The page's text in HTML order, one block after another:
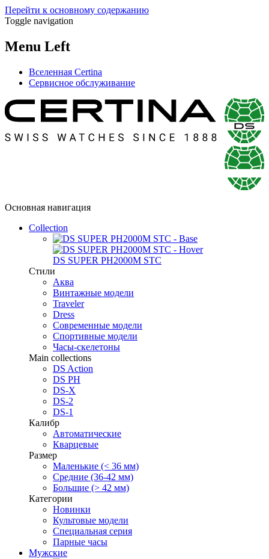
Перейти к основному содержанию
Toggle navigation
Menu Left
Вселенная Certina
Сервисное обслуживание
Основная навигация
Collection
DS SUPER PH2000M STC
Стили
Аква
Винтажные модели
Traveler
Dress
Современные модели
Спортивные модели
Часы-скелетоны
Main collections
DS Action
DS PH
DS-X
DS-2
DS-1
Калибр
Автоматические
Кварцевые
Размер
Маленькие (< 36 мм)
Средние (36-42 мм)
Большие (> 42 мм)
Категории
Новинки
Культовые модели
Специальная серия
Парные часы
Мужские